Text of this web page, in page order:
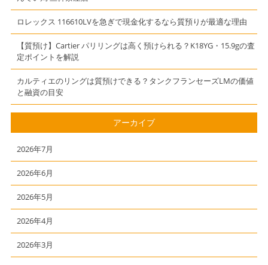
ロレックス 116610LVを急ぎで現金化するなら質預りが最適な理由
【質預け】Cartier パリリングは高く預けられる？K18YG・15.9gの査
定ポイントを解説
カルティエのリングは質預けできる？タンクフランセーズLMの価値
と融資の目安
アーカイブ
2026年7月
2026年6月
2026年5月
2026年4月
2026年3月